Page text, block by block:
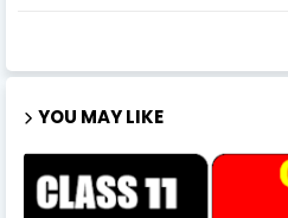
YOU MAY LIKE